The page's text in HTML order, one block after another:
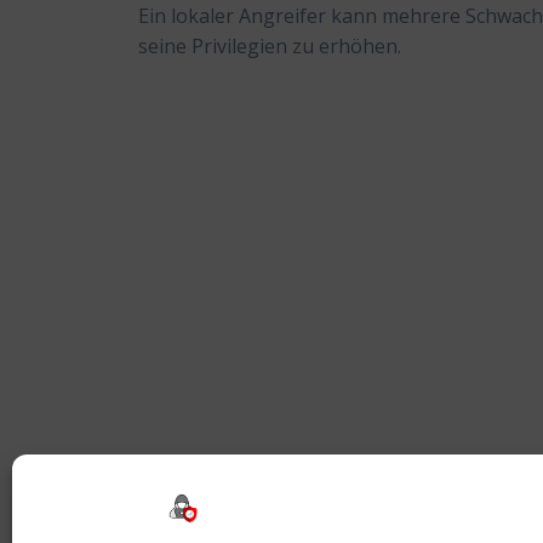
Ein lokaler Angreifer kann mehrere
seine Privilegien zu erhöhen.